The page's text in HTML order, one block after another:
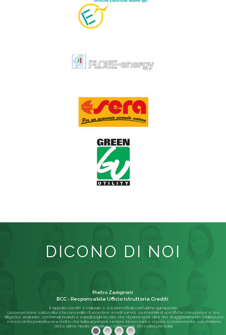
DICONO DI NOI
Il rapporto con BIT è maturato e si è intensificato nell'ultimo quinquennio.
La convenzione sottoscritta ci ha consentito di accedere a molti servizi, sia in termini di specifiche consulenze e due
diligence strutturate, con formali incarichi e sopralluoghi on-site, che di pareri spot; oltre che di aggiornamento continuo per
mezzo della periodica newsletter, che tratta argomenti sempre interessanti e si pone costantemente sulla frontiera
delle ultime Novità, normative o commerciali, dei settori presidiati.
Pietro Zamproni
BCC - Responsabile Ufficio Istruttoria Crediti
Leggi di più